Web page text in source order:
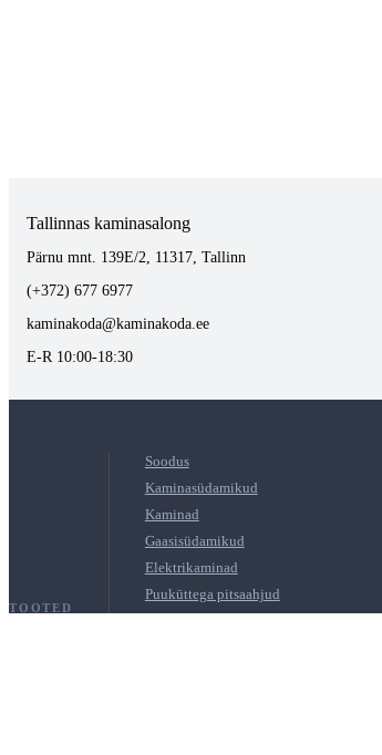
Tallinnas kaminasalong
Pärnu mnt. 139E/2, 11317, Tallinn
(+372) 677 6977
kaminakoda@kaminakoda.ee
E-R 10:00-18:30
TOOTED
Soodus
Kaminasüdamikud
Kaminad
Gaasisüdamikud
Elektrikaminad
Puuküttega pitsaahjud